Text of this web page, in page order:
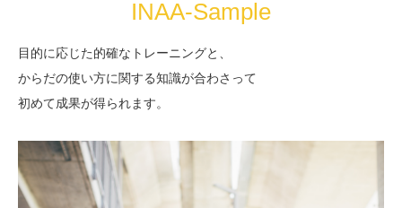
INAA-Sample
目的に応じた的確なトレーニングと、
からだの使い方に関する知識が合わさって
初めて成果が得られます。